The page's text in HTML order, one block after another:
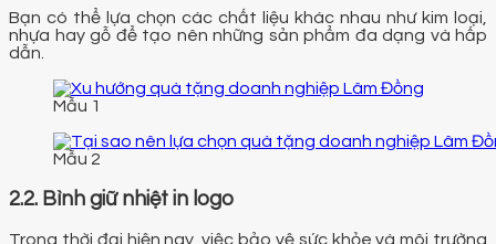
Bạn có thể lựa chọn các chất liệu khác nhau như kim loại,
nhựa hay gỗ để tạo nên những sản phẩm đa dạng và hấp
dẫn.
Mẫu 1
Mẫu 2
2.2. Bình giữ nhiệt in logo
Trong thời đại hiện nay, việc bảo vệ sức khỏe và môi trường